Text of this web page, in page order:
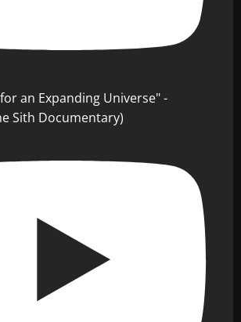
an Expanding Universe" -
Sith Documentary)